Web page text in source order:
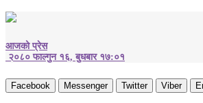
आजको प्रेस
२०८० फाल्गुन १६, बुधबार १७:०१
Facebook Messenger Twitter Viber